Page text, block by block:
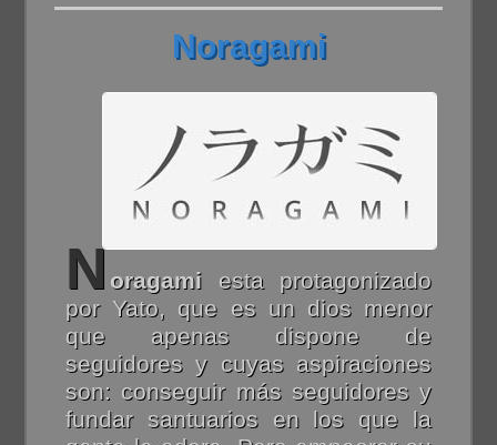
Noragami
Noragami esta protagonizado
por Yato, que es un dios menor
que apenas dispone de
seguidores y cuyas aspiraciones
son: conseguir más seguidores y
fundar santuarios en los que la